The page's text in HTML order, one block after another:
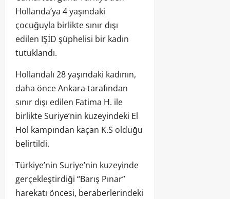
Hollanda’ya 4 yaşındaki
çocuğuyla birlikte sınır dışı
edilen IŞİD şüphelisi bir kadın
tutuklandı.
Hollandalı 28 yaşındaki kadının,
daha önce Ankara tarafından
sınır dışı edilen Fatima H. ile
birlikte Suriye’nin kuzeyindeki El
Hol kampından kaçan K.S olduğu
belirtildi.
Türkiye’nin Suriye’nin kuzeyinde
gerçekleştirdiği “Barış Pınar”
harekatı öncesi, beraberlerindeki